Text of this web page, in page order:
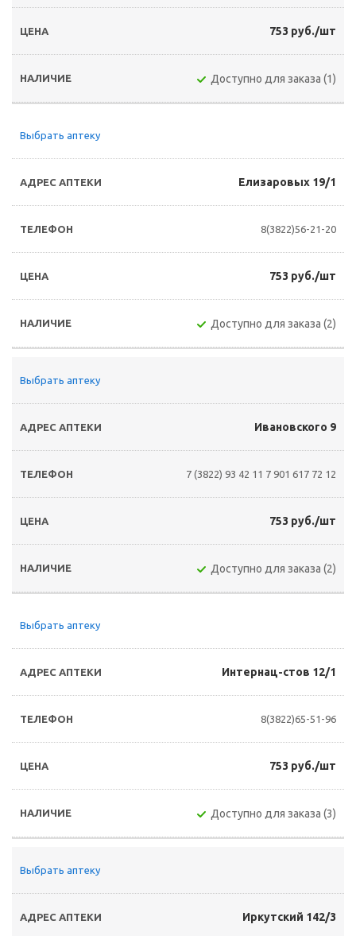
753 руб./шт
Доступно для заказа (1)
Выбрать аптеку
Елизаровых 19/1
8(3822)56-21-20
753 руб./шт
Доступно для заказа (2)
Выбрать аптеку
Ивановского 9
7 (3822) 93 42 11 7 901 617 72 12
753 руб./шт
Доступно для заказа (2)
Выбрать аптеку
Интернац-стов 12/1
8(3822)65-51-96
753 руб./шт
Доступно для заказа (3)
Выбрать аптеку
Иркутский 142/3